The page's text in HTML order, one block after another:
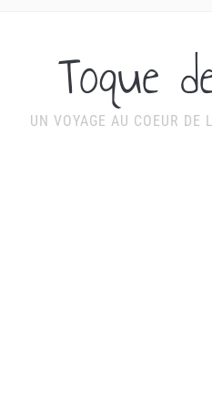
Toque
UN VOYAGE AU COEUR DE